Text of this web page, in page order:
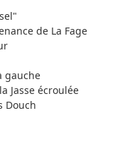
de La Fage
gauche
Jasse écroulée
Douch